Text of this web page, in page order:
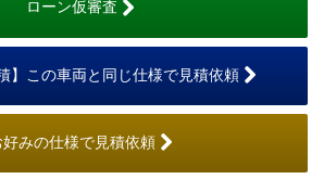
ローン仮審査
】この車両と同じ仕様で見積依頼
好みの仕様で見積依頼